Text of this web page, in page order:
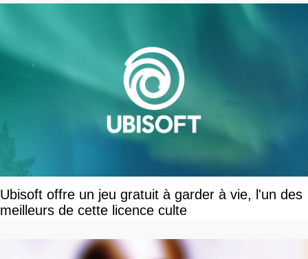
Ubisoft offre un jeu gratuit à garder à vie, l'un des
meilleurs de cette licence culte